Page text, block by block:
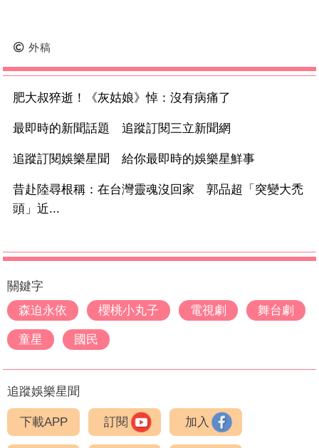
外稿
肥大叔猝逝！《灰姑娘》悼：沒有病痛了
最即時的新聞話題 追蹤訂閱三立新聞網
追蹤訂閱娛樂星聞 給你最即時的娛樂星鮮事
昔赴陸尋根稱：在台灣靈魂沒回家 郭品超「突變大禿
頭」近...
關鍵字
森迫永依
櫻桃小丸子 電視劇 舞台劇
童星 國民
追蹤娛樂星聞
下載APP 訂閱 加入